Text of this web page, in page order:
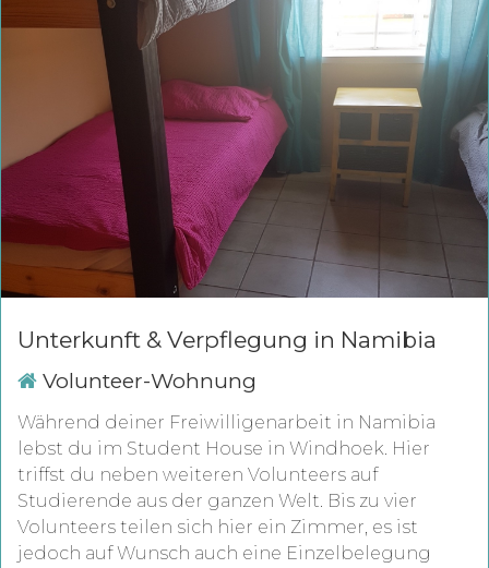
Unterkunft & Verpflegung in Namibia
Volunteer-Wohnung
Während deiner Freiwilligenarbeit in Namibia
lebst du im Student House in Windhoek. Hier
triffst du neben weiteren Volunteers auf
Studierende aus der ganzen Welt. Bis zu vier
Volunteers teilen sich hier ein Zimmer, es ist
jedoch auf Wunsch auch eine Einzelbelegung